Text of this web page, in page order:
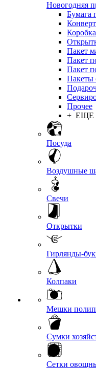
Новогодняя
Бумага
Пакет
Пакет
Пакет
Пакеты
Прочее
+ ЕЩЕ
Посуда
Воздушные
Свечи
Открытки
Гирлянды-
Колпаки
Мешки
Сумки
Сетки